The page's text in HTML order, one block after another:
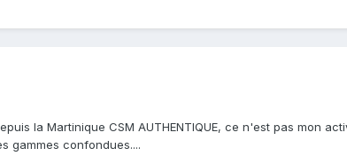
la Martinique CSM AUTHENTIQUE, ce n'est pas mon
gammes confondues....